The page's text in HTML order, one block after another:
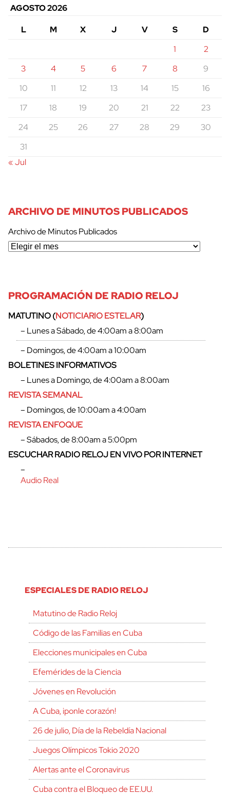
AGOSTO 2026
L
M X J V S
D
1
2
3
4 5 6 7 8
9
10
11 12 13 14 15
16
17
18 19 20 21 22
23
24
25 26 27 28 29
30
31
« Jul
ARCHIVO DE MINUTOS PUBLICADOS
Archivo de Minutos Publicados
PROGRAMACIÓN DE RADIO RELOJ
MATUTINO (NOTICIARIO ESTELAR)
– Lunes a Sábado, de 4:00am a 8:00am
– Domingos, de 4:00am a 10:00am
BOLETINES INFORMATIVOS
– Lunes a Domingo, de 4:00am a 8:00am
REVISTA SEMANAL
– Domingos, de 10:00am a 4:00am
REVISTA ENFOQUE
– Sábados, de 8:00am a 5:00pm
ESCUCHAR RADIO RELOJ EN VIVO POR INTERNET
–
Audio Real
ESPECIALES DE RADIO RELOJ
Matutino de Radio Reloj
Código de las Familias en Cuba
Elecciones municipales en Cuba
Efemérides de la Ciencia
Jóvenes en Revolución
A Cuba, ¡ponle corazón!
26 de julio, Día de la Rebeldía Nacional
Juegos Olímpicos Tokio 2020
Alertas ante el Coronavirus
Cuba contra el Bloqueo de EE.UU.